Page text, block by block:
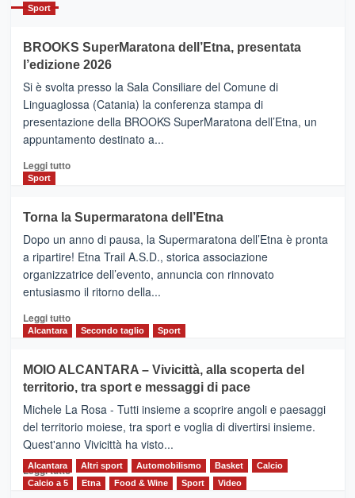
con
la
Al
via
i
collegamenti
Sport
BROOKS SuperMaratona dell’Etna, presentata
l’edizione 2026
Si è svolta presso la Sala Consiliare del Comune di
Linguaglossa (Catania) la conferenza stampa di
presentazione della BROOKS SuperMaratona dell’Etna, un
appuntamento destinato a...
Leggi tuttoLeggi
BROOKS
SuperMaratona
dell’Etna,
presentata
l’edizione
2026
Sport
Torna la Supermaratona dell’Etna
Dopo un anno di pausa, la Supermaratona dell’Etna è pronta
a ripartire! Etna Trail A.S.D., storica associazione
organizzatrice dell’evento, annuncia con rinnovato
entusiasmo il ritorno della...
Leggi tuttoLeggi
Torna
la
Supermaratona
dell’Etna
Alcantara Secondo taglio Sport
MOIO ALCANTARA – Vivicittà, alla scoperta del
territorio, tra sport e messaggi di pace
Michele La Rosa - Tutti insieme a scoprire angoli e paesaggi
del territorio moiese, tra sport e voglia di divertirsi insieme.
Quest'anno Vivicittà ha visto...
Leggi tutto Leggi
Alcantara Altri sport Automobilismo Basket
Calcio
Calcio a 5
Etna Food & Wine Sport Video